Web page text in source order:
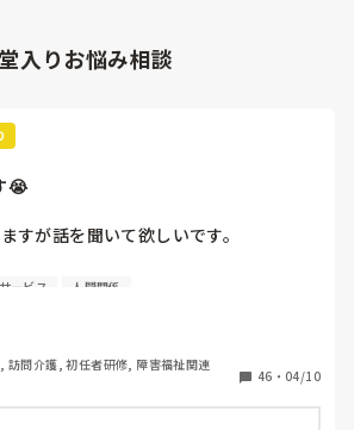
入りお悩み相談
😭
すが話を聞いて欲しいです。
、仕事も少しずつですが覚えてきまし
がやれよ」「は？なんで？」
ービス 人間関係
訪問介護, 初任者研修, 障害福祉関連
46 ・ 04/10